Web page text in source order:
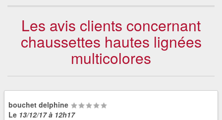
Les avis clients concernant
chaussettes hautes lignées
multicolores
bouchet delphine
Le 13/12/17 à 12h17